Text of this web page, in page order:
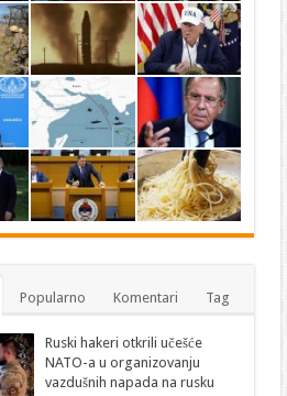
Popularno Komentari Tag
Ruski hakeri otkrili učešće
NATO-a u organizovanju
vazdušnih napada na rusku